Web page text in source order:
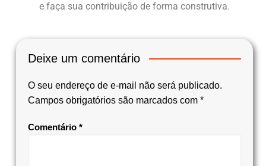
e faça sua contribuição de forma construtiva.
Deixe um comentário
O seu endereço de e-mail não será publicado.
Campos obrigatórios são marcados com *
Comentário *